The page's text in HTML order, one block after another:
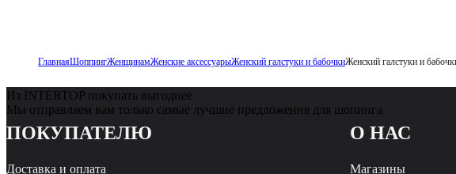
ГлавнаяШоппингЖенщинамЖенские аксессуарыЖенский галстуки и бабочкиЖенский галстуки и
Из INTERTOP покупать выгоднее
Мы отправляем вам только самые лучшие предложения для шопинга
ПОКУПАТЕЛЮ
Доставка и оплата
О НАС
Магазины